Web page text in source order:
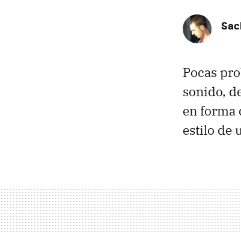
Pocas
sonido,
en forma
estilo de